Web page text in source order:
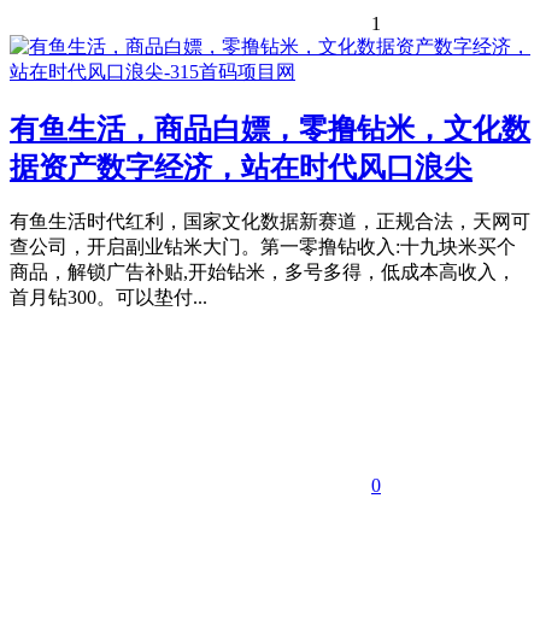
1
有鱼生活，商品白嫖，零撸钻米，文化数
据资产数字经济，站在时代风口浪尖
有鱼生活时代红利，国家文化数据新赛道，正规合法，天网可
查公司，开启副业钻米大门。第一零撸钻收入:十九块米买个
商品，解锁广告补贴,开始钻米，多号多得，低成本高收入，
首月钻300。可以垫付...
0